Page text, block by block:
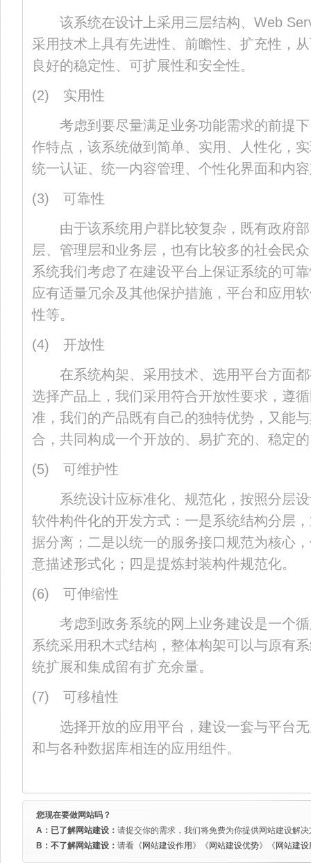
该系统在设计上采用三层结构、Web
采用技术上具有先进性、前瞻性、扩充性，
良好的稳定性、可扩展性和安全性。
(2) 实用性
考虑到要尽量满足业务功能需求的前提下
作特点，该系统做到简单、实用、人性化，
统一认证、统一内容管理、个性化界面和内
(3) 可靠性
由于该系统用户群比较复杂，既有政府部
层、管理层和业务层，也有比较多的社会民
系统我们考虑了在建设平台上保证系统的可
应有适量冗余及其他保护措施，平台和应用
性等。
(4) 开放性
在系统构架、采用技术、选用平台方面都
选择产品上，我们采用符合开放性要求，遵
准，我们的产品既有自己的独特优势，又能
合，共同构成一个开放的、易扩充的、稳定
(5) 可维护性
系统设计应标准化、规范化，按照分层设
软件构件化的开发方式：一是系统结构分层
据分离；二是以统一的服务接口规范为核心
意描述形式化；四是提炼封装构件规范化。
(6) 可伸缩性
考虑到政务系统的网上业务建设是一个循
系统采用积木式结构，整体构架可以与原有
统扩展和集成留有扩充余量。
(7) 可移植性
选择开放的应用平台，建设一套与平台无
和与各种数据库相连的应用组件。
您现在要做网站吗？
A：已了解网站建设： 请提交你的需求，我们将免费为你提供网站建设解决
B：不了解网站建设： 请看《 网站建设作用 》《 网站建设优势》《 网站建